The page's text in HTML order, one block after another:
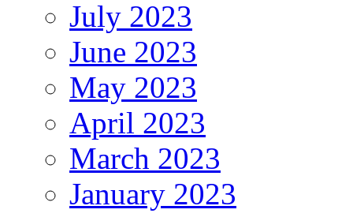
July 2023
June 2023
May 2023
April 2023
March 2023
January 2023